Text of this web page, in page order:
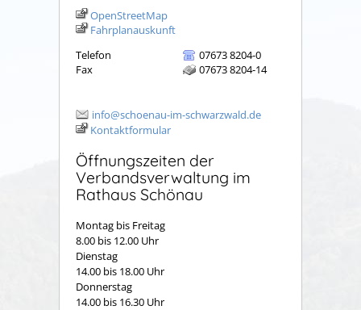
OpenStreetMap
Fahrplanauskunft
Telefon
07673 8204-0
Fax
07673 8204-14
info@schoenau-im-schwarzwald.de
Kontaktformular
Öffnungszeiten der
Verbandsverwaltung im
Rathaus Schönau
Montag bis Freitag
8.00 bis 12.00 Uhr
Dienstag
14.00 bis 18.00 Uhr
Donnerstag
14.00 bis 16.30 Uhr